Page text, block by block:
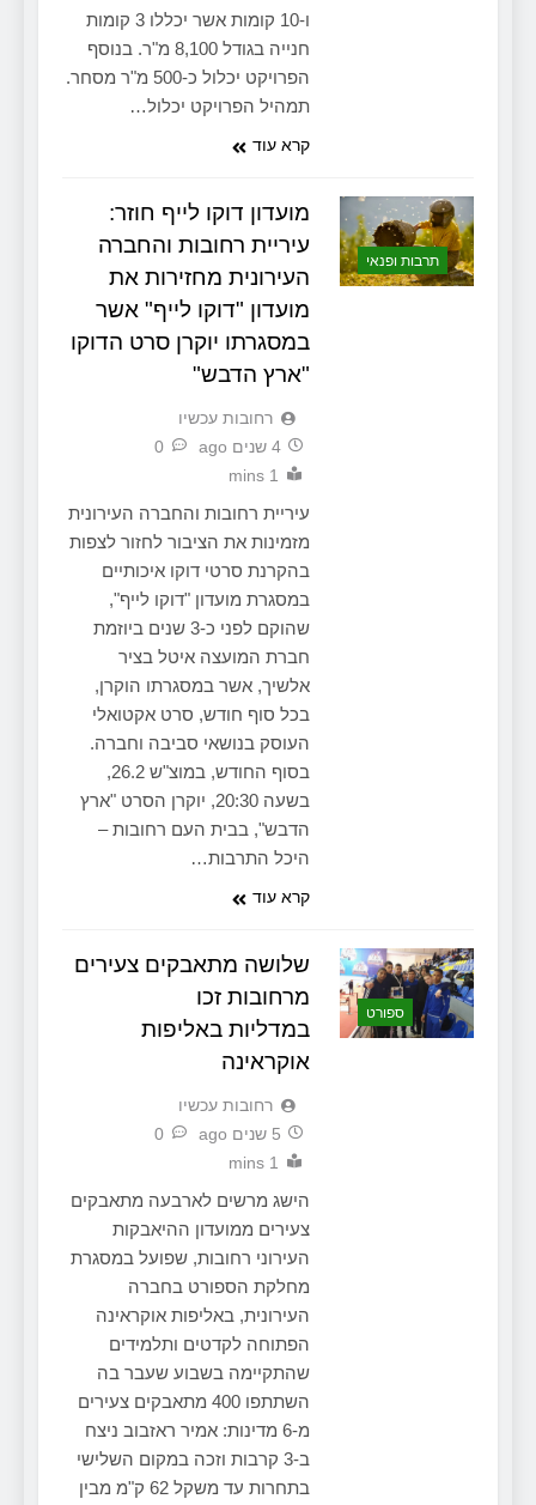
ו-10 קומות אשר יכללו 3 קומות
חנייה בגודל 8,100 מ"ר. בנוסף
הפרויקט יכלול כ-500 מ"ר מסחר.
תמהיל הפרויקט יכלול…
קרא עוד
תרבות ופנאי
מועדון דוקו לייף חוזר:
עיריית רחובות והחברה
העירונית מחזירות את
מועדון "דוקו לייף" אשר
במסגרתו יוקרן סרט הדוקו
"ארץ הדבש"
‫רחובות עכשיו
4 שנים ago
0
1 mins
עיריית רחובות והחברה העירונית
מזמינות את הציבור לחזור לצפות
בהקרנת סרטי דוקו איכותיים
במסגרת מועדון "דוקו לייף",
שהוקם לפני כ-3 שנים ביוזמת
חברת המועצה איטל בציר
אלשיך, אשר במסגרתו הוקרן,
בכל סוף חודש, סרט אקטואלי
העוסק בנושאי סביבה וחברה.
בסוף החודש, במוצ"ש 26.2,
בשעה 20:30, יוקרן הסרט "ארץ
הדבש", בבית העם רחובות –
היכל התרבות…
קרא עוד
ספורט
שלושה מתאבקים צעירים
מרחובות זכו
במדליות באליפות
אוקראינה
‫רחובות עכשיו
5 שנים ago
0
1 mins
הישג מרשים לארבעה מתאבקים
צעירים ממועדון ההיאבקות
העירוני רחובות, שפועל במסגרת
מחלקת הספורט בחברה
העירונית, באליפות אוקראינה
הפתוחה לקדטים ותלמידים
שהתקיימה בשבוע שעבר בה
השתתפו 400 מתאבקים צעירים
מ-6 מדינות: אמיר ראזבוב ניצח
ב-3 קרבות וזכה במקום השלישי
בתחרות עד משקל 62 ק"מ מבין